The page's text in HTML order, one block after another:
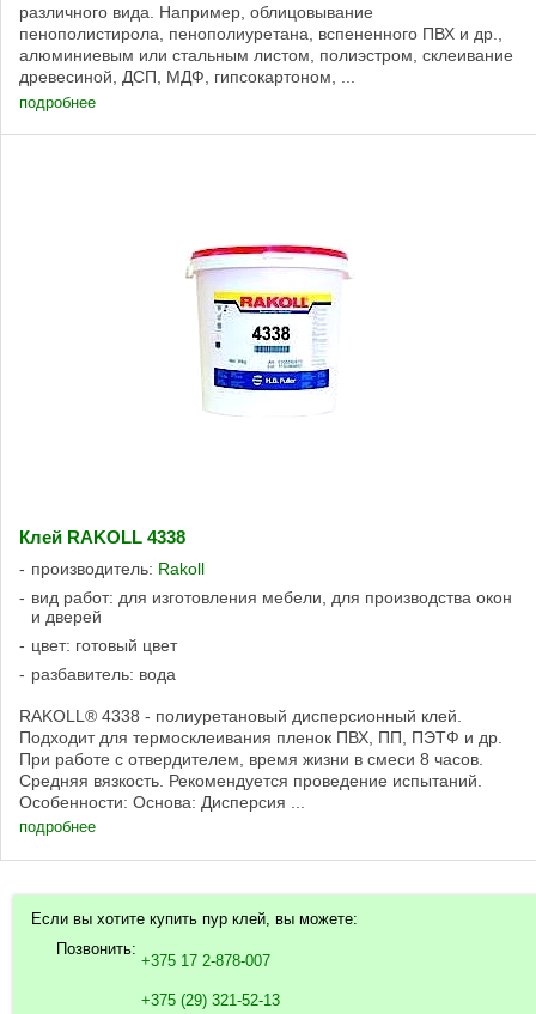
различного вида. Например, облицовывание
пенополистирола, пенополиуретана, вспененного ПВХ и др.,
алюминиевым или стальным листом, полиэстром, склеивание
древесиной, ДСП, МДФ, гипсокартоном, ...
подробнее
Клей RAKOLL 4338
производитель: Rakoll
вид работ: для изготовления мебели, для производства окон
и дверей
цвет: готовый цвет
разбавитель: вода
RAKOLL® 4338 - полиуретановый дисперсионный клей.
Подходит для термосклеивания пленок ПВХ, ПП, ПЭТФ и др.
При работе с отвердителем, время жизни в смеси 8 часов.
Средняя вязкость. Рекомендуется проведение испытаний.
Особенности: Основа: Дисперсия ...
подробнее
Если вы хотите купить пур клей, вы можете:
Позвонить:
+375 17 2-878-007
+375 (29) 321-52-13